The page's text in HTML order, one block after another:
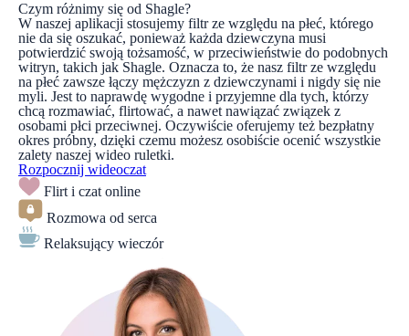
Czym różnimy się od Shagle?
W naszej aplikacji stosujemy filtr ze względu na płeć, którego
nie da się oszukać, ponieważ każda dziewczyna musi
potwierdzić swoją tożsamość, w przeciwieństwie do podobnych
witryn, takich jak Shagle. Oznacza to, że nasz filtr ze względu
na płeć zawsze łączy mężczyzn z dziewczynami i nigdy się nie
myli. Jest to naprawdę wygodne i przyjemne dla tych, którzy
chcą rozmawiać, flirtować, a nawet nawiązać związek z
osobami płci przeciwnej. Oczywiście oferujemy też bezpłatny
okres próbny, dzięki czemu możesz osobiście ocenić wszystkie
zalety naszej wideo ruletki.
Rozpocznij wideoczat
Flirt i czat online
Rozmowa od serca
Relaksujący wieczór